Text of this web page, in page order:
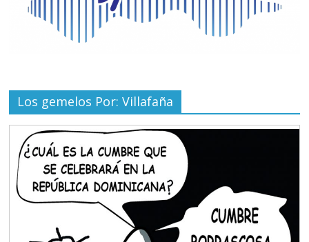
Los gemelos Por: Villafaña